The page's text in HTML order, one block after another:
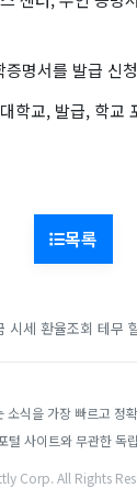
증명서를 발급 신
학교, 발급, 학교
목록
시세 환율조회 테무
소식을 가장 빠르고 정
털 사이트와 무관한 독
Corp. All Rights